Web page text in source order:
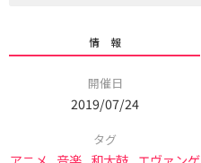
情 報
開催日
2019/07/24
タグ